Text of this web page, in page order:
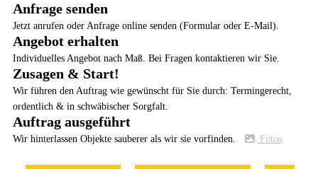
Anfrage senden
Jetzt anrufen oder Anfrage online senden (Formular oder E-Mail).
Angebot erhalten
Individuelles Angebot nach Maß. Bei Fragen kontaktieren wir Sie.
Zusagen & Start!
Wir führen den Auftrag wie gewünscht für Sie durch: Termingerecht,
ordentlich & in schwäbischer Sorgfalt.
Auftrag ausgeführt
Wir hinterlassen Objekte sauberer als wir sie vorfinden. Fotos